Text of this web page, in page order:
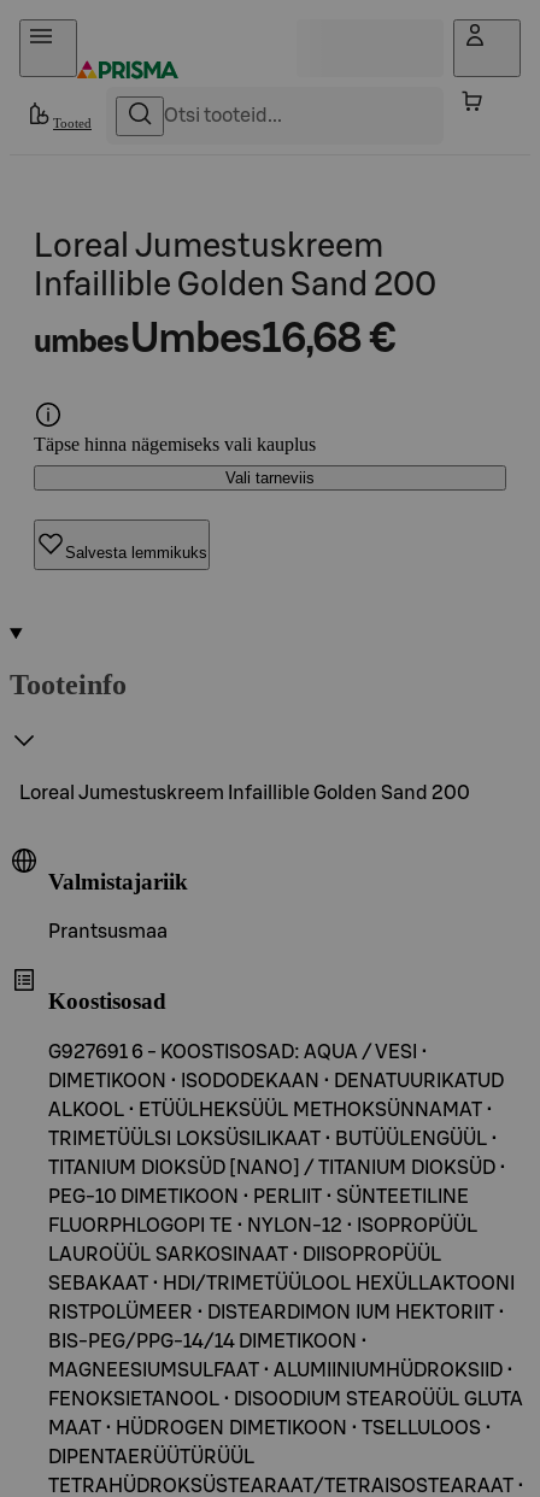
Otse sisu juurde
Tooted
Loreal Jumestuskreem
Infaillible Golden Sand 200
umbesUmbes16,68 €
Täpse hinna nägemiseks vali kauplus
Vali tarneviis
Salvesta lemmikuks
Tooteinfo
Loreal Jumestuskreem Infaillible Golden Sand 200
Valmistajariik
Prantsusmaa
Koostisosad
G927691 6 - KOOSTISOSAD: AQUA / VESI •
DIMETIKOON • ISODODEKAAN • DENATUURIKATUD
ALKOOL • ETÜÜLHEKSÜÜL METHOKSÜNNAMAT •
TRIMETÜÜLSI LOKSÜSILIKAAT • BUTÜÜLENGÜÜL •
TITANIUM DIOKSÜD [NANO] / TITANIUM DIOKSÜD •
PEG-10 DIMETIKOON • PERLIIT • SÜNTEETILINE
FLUORPHLOGOPI TE • NYLON-12 • ISOPROPÜÜL
LAUROÜÜL SARKOSINAAT • DIISOPROPÜÜL
SEBAKAAT • HDI/TRIMETÜÜLOOL HEXÜLLAKTOONI
RISTPOLÜMEER • DISTEARDIMON IUM HEKTORIIT •
BIS-PEG/PPG-14/14 DIMETIKOON •
MAGNEESIUMSULFAAT • ALUMIINIUMHÜDROKSIID •
FENOKSIETANOOL • DISOODIUM STEAROÜÜL GLUTA
MAAT • HÜDROGEN DIMETIKOON • TSELLULOOS •
DIPENTAERÜÜTÜRÜÜL
TETRAHÜDROKSÜSTEARAAT/TETRAISOSTEARAAT •